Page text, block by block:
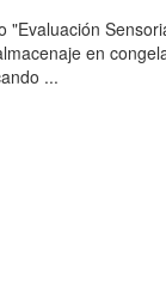
"Evaluación
en
...